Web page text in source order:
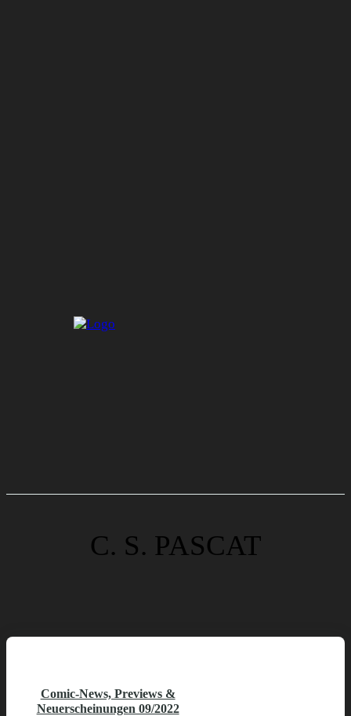
C. S. PASCAT
Comic-News, Previews &
Neuerscheinungen 09/2022